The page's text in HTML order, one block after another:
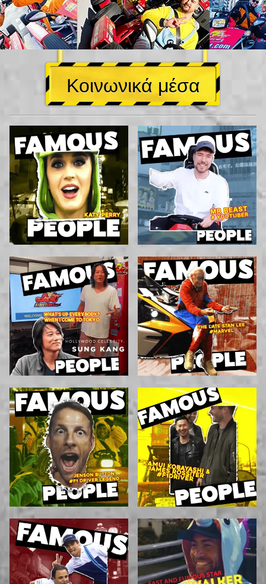
Κοινωνικά μέσα